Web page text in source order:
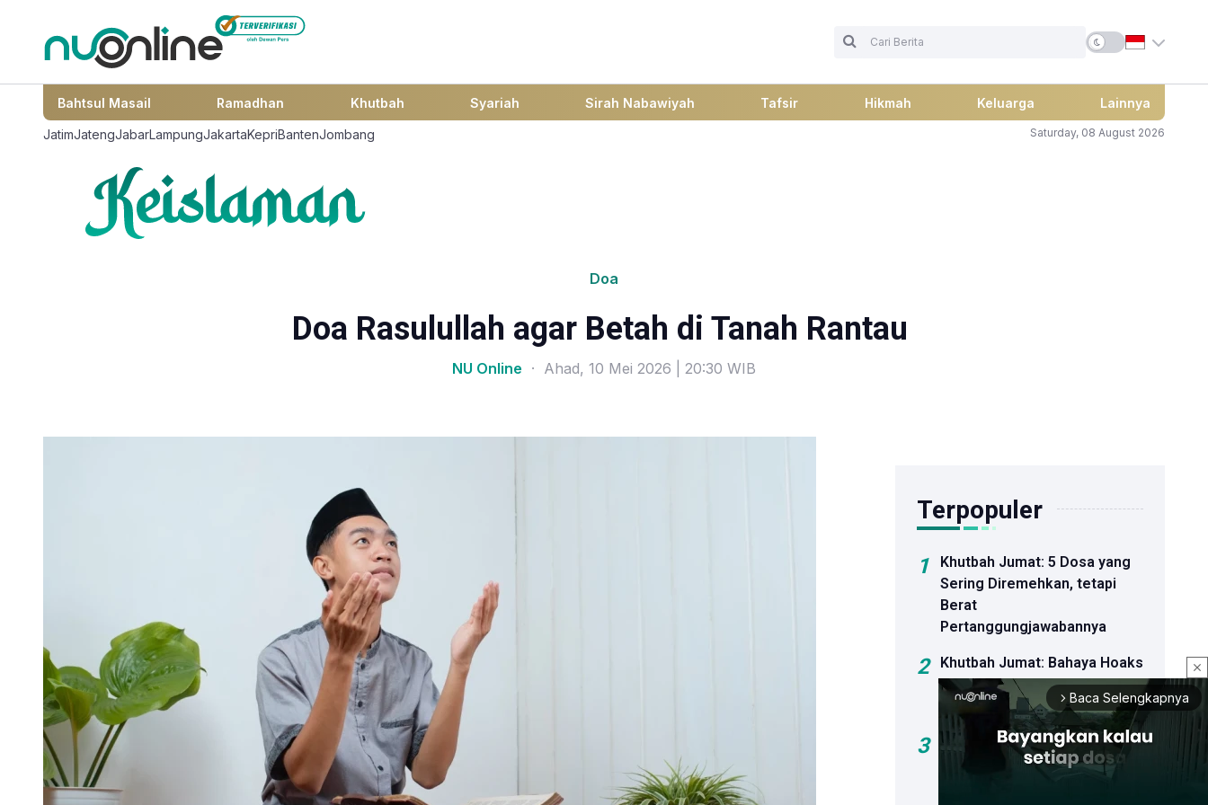
Bahtsul Masail Ramadhan Khutbah Syariah Sirah Nabawiyah Tafsir Hikmah Keluarga Lainnya
JatimJatengJabarLampungJakartaKepriBantenJombang Saturday, 08 August 2026
Doa
Doa Rasulullah agar Betah di Tanah Rantau
NU Online · Ahad, 10 Mei 2026 | 20:30 WIB
close
arrow_forward_ios Baca Selengkapnya
Terpopuler
1
Khutbah Jumat: 5 Dosa yang
Sering Diremehkan, tetapi
Berat
Pertanggungjawabannya
2
Khutbah Jumat: Bahaya Hoaks
dan Dosa Menyebar Informasi
Palsu
3
Sejumlah Bakal Calon Ketua
Umum PBNU Hadiri